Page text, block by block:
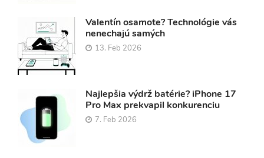
Valentín osamote? Technológie vás
nenechajú samých
13. Feb 2026
Najlepšia výdrž batérie? iPhone 17
Pro Max prekvapil konkurenciu
7. Feb 2026